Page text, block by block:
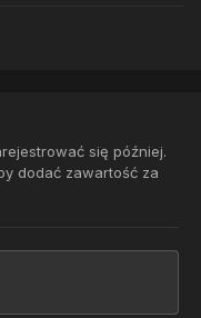
się później.
dodać zawartość za